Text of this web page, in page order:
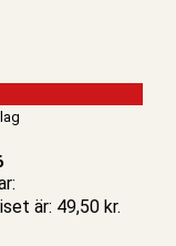
är: 49,50 kr.